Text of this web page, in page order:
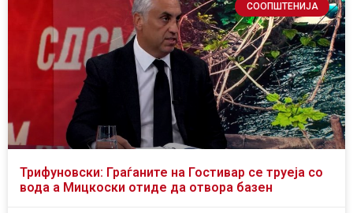
СООПШТЕНИЈА
Трифуновски: Граѓаните на Гостивар се труеја со
вода а Мицкоски отиде да отвора базен